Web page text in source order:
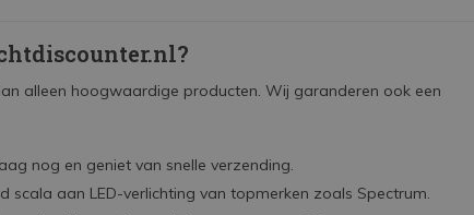
alleen hoogwaardige producten. Wij garanderen ook een
nog en geniet van snelle verzending.
scala aan LED-verlichting van topmerken zoals Spectrum.